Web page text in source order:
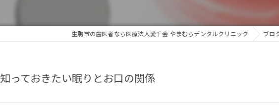
生駒市の歯医者なら医療法人愛千会 やまむらデンタルクリニック ブロ
っておきたい眠りとお口の関係